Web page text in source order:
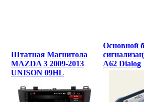
Штатная Магнитола
MAZDA 3 2009-2013
UNISON 09HL
Основной
A62 Dialog